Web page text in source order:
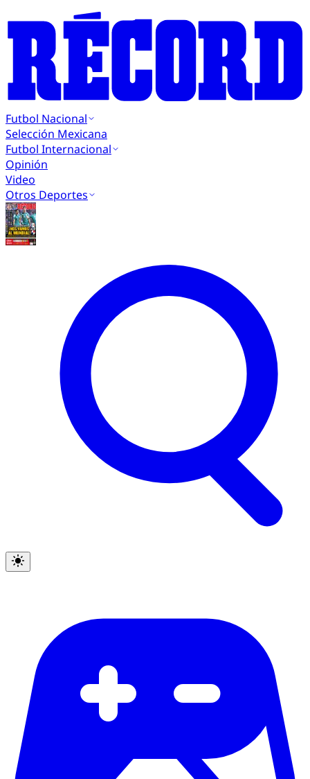
Futbol Nacional
Selección Mexicana
Futbol Internacional
Opinión
Video
Otros Deportes